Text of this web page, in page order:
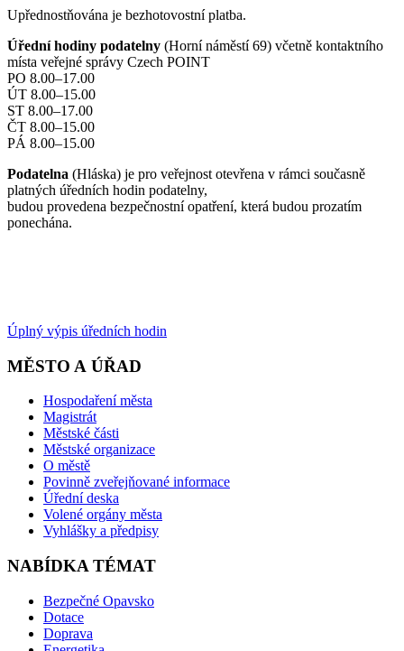
Upřednostňována je bezhotovostní platba.
Úřední hodiny podatelny (Horní náměstí 69) včetně kontaktního
místa veřejné správy Czech POINT
PO 8.00–17.00
ÚT 8.00–15.00
ST 8.00–17.00
ČT 8.00–15.00
PÁ 8.00–15.00
Podatelna (Hláska) je pro veřejnost otevřena v rámci současně
platných úředních hodin podatelny,
budou provedena bezpečnostní opatření, která budou prozatím
ponechána.
Úplný výpis úředních hodin
MĚSTO A ÚŘAD
Hospodaření města
Magistrát
Městské části
Městské organizace
O městě
Povinně zveřejňované informace
Úřední deska
Volené orgány města
Vyhlášky a předpisy
NABÍDKA TÉMAT
Bezpečné Opavsko
Dotace
Doprava